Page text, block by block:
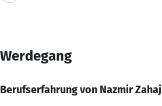
Werdegang
Berufserfahrung von Nazmir Zahaj